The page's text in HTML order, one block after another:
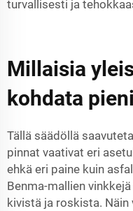
turvallisesti ja
Millaisia
kohdata
Tällä säädöllä
pinnat vaativat eri
ehkä eri paine kuin
Benma-mallien
kivistä ja roskista.